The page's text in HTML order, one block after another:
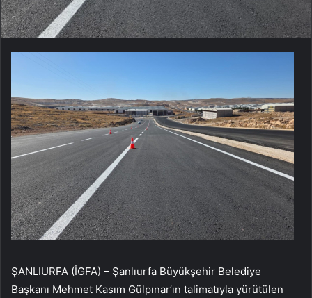
ŞANLIURFA (İGFA) – Şanlıurfa Büyükşehir Belediye
Başkanı Mehmet Kasım Gülpınar’ın talimatıyla yürütülen